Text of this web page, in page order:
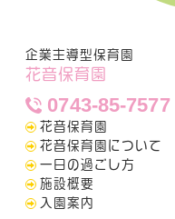
企業主導型保育園
花音保育園
0743-85-7577
花音保育園
花音保育園について
一日の過ごし方
施設概要
入園案内